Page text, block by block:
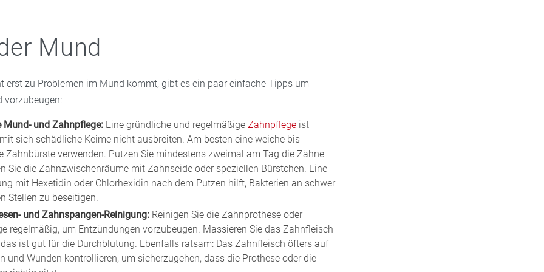
mit Chlorhexidin oder
mit Dexpanthenol eingesetzt. Bei stark schmerzenden und lang
können sogenannte Hafttabletten mit dem entzündungshemmenden
verwendet werden.
oder Salbei wirken lindernd. Fragen Sie in Ihrer Stern Apotheke nach
entstehen leichter Wunden. Um der Mundtrockenheit entgegenzuwirken,
Mund
erst zu Problemen im Mund kommt, gibt es ein paar einfache Tipps um
vorzubeugen:
Mund- und Zahnpflege: Eine gründliche und regelmäßige Zahnpflegeist
sich schädliche Keime nicht ausbreiten. Am besten eine weiche bis
Zahnbürste verwenden. Putzen Sie mindestens zweimal am Tag die Zähne
Sie die Zahnzwischenräume mit Zahnseide oder speziellen Bürstchen. Eine
mit Hexetidin oder Chlorhexidin nach dem Putzen hilft, Bakterien an schwer
Stellen zu beseitigen.
und Zahnspangen-Reinigung: Reinigen Sie die Zahnprothese oder
regelmäßig, um Entzündungen vorzubeugen. Massieren Sie das Zahnfleisch
ist gut für die Durchblutung. Ebenfalls ratsam: Das Zahnfleisch öfters auf
und Wunden kontrollieren, um sicherzugehen, dass die Prothese oder die